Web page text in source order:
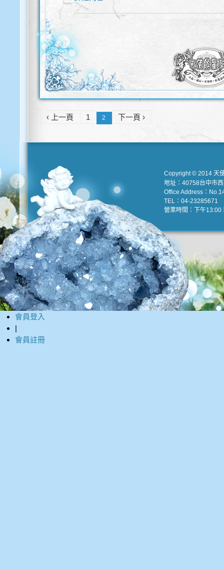
‹ 上一頁 1 2 下一頁 ›
Copyright © 2014 天
地址：40758台中市
Office Address：
TEL：04-23285671
營業時間：下午13:00
會員登入
|
會員註冊